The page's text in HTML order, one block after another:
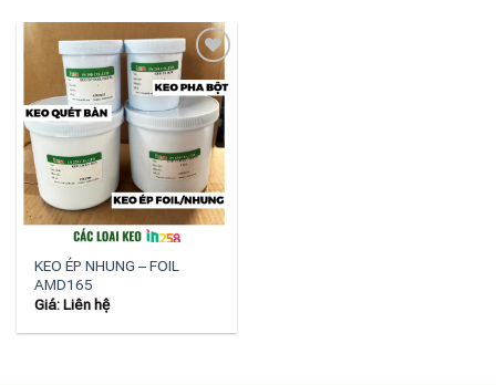
Add to
wishlist
KEO ÉP NHUNG – FOIL
AMD165
Giá: Liên hệ